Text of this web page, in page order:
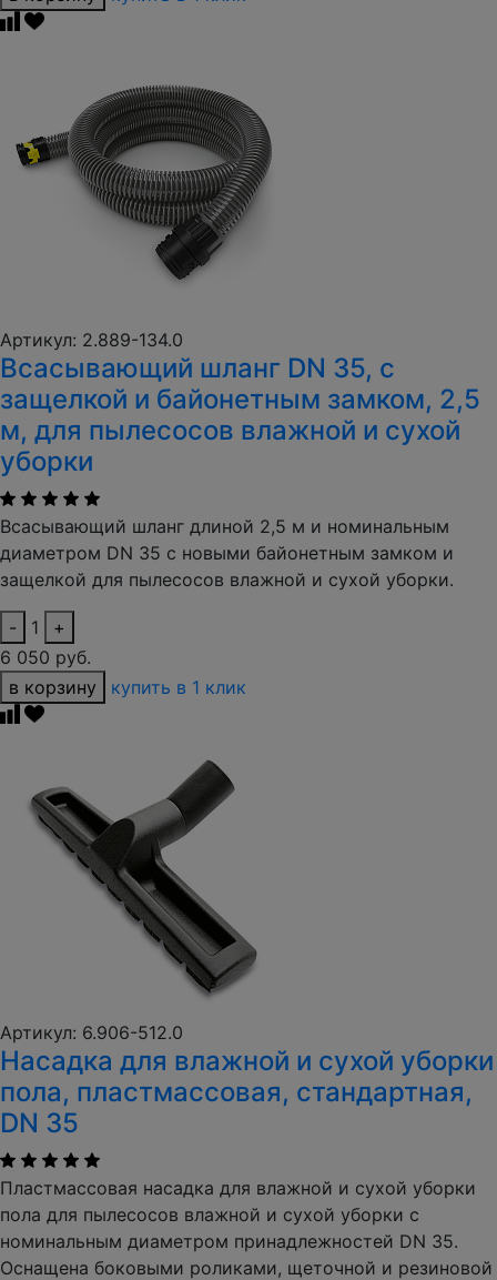
Артикул: 2.889-134.0
Всасывающий шланг DN 35, с
защелкой и байонетным замком, 2,5
м, для пылесосов влажной и сухой
уборки
Всасывающий шланг длиной 2,5 м и номинальным
диаметром DN 35 с новыми байонетным замком и
защелкой для пылесосов влажной и сухой уборки.
- 1
+
6 050 руб.
в корзину
купить в 1 клик
Артикул: 6.906-512.0
Насадка для влажной и сухой уборки
пола, пластмассовая, стандартная,
DN 35
Пластмассовая насадка для влажной и сухой уборки
пола для пылесосов влажной и сухой уборки с
номинальным диаметром принадлежностей DN 35.
Оснащена боковыми роликами, щеточной и резиновой